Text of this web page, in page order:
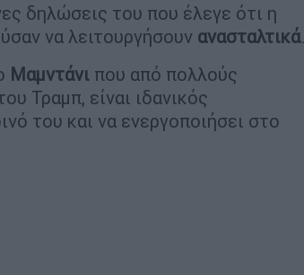
δηλώσεις του που έλεγε ότι η
να λειτουργήσουν ανασταλτικά.
Μαμντάνι που από πολλούς
Τραμπ, είναι ιδανικός
του και να ενεργοποιήσει στο